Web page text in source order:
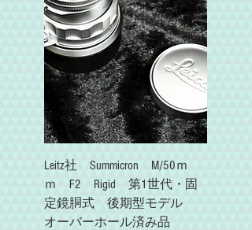
Leitz社 Summicron M/50ｍ
ｍ F2 Rigid 第1世代・固
定鏡胴式 後期型モデル
オーバーホール済み品